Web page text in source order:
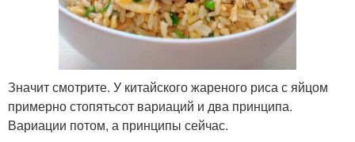
Значит смотрите. У китайского жареного риса с яйцом
примерно стопятьсот вариаций и два принципа.
Вариации потом, а принципы сейчас.